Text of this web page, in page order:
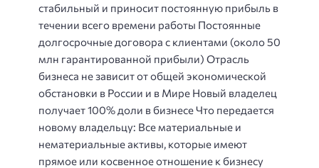
стабильный и приносит постоянную прибыль в
течении всего времени работы Постоянные
долгосрочные договора с клиентами (около 50
млн гарантированной прибыли) Отрасль
бизнеса не зависит от общей экономической
обстановки в России и в Мире Новый владелец
получает 100% доли в бизнесе Что передается
новому владельцу: Все материальные и
нематериальные активы, которые имеют
прямое или косвенное отношение к бизнесу